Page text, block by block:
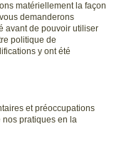
matériellement la façon
demanderons
avant de pouvoir utiliser
politique de
y ont été
et préoccupations
nos pratiques en la